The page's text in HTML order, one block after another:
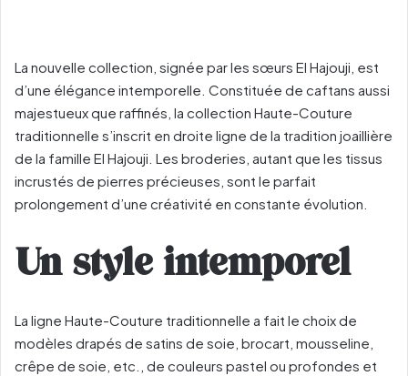
La nouvelle collection, signée par les sœurs El Hajouji, est
d’une élégance intemporelle. Constituée de caftans aussi
majestueux que raffinés, la collection Haute-Couture
traditionnelle s’inscrit en droite ligne de la tradition joaillière
de la famille El Hajouji. Les broderies, autant que les tissus
incrustés de pierres précieuses, sont le parfait
prolongement d’une créativité en constante évolution.
Un style intemporel
La ligne Haute-Couture traditionnelle a fait le choix de
modèles drapés de satins de soie, brocart, mousseline,
crêpe de soie, etc., de couleurs pastel ou profondes et